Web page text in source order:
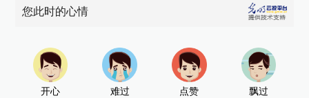
您此时的心情
开心 难过 点赞 飘过